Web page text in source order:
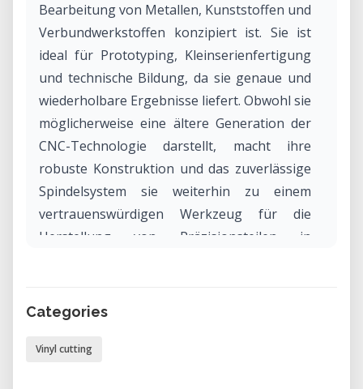
Bearbeitung von Metallen, Kunststoffen und
Verbundwerkstoffen konzipiert ist. Sie ist
ideal für Prototyping, Kleinserienfertigung
und technische Bildung, da sie genaue und
wiederholbare Ergebnisse liefert. Obwohl sie
möglicherweise eine ältere Generation der
CNC-Technologie darstellt, macht ihre
robuste Konstruktion und das zuverlässige
Spindelsystem sie weiterhin zu einem
vertrauenswürdigen Werkzeug für die
Herstellung von Präzisionsteilen in
Labor mieten?
Das Mieten der Bengal BN-60 in unserem
Categories
Vinyl cutting